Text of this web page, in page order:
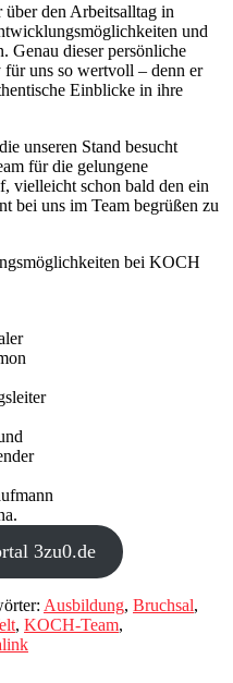
den Arbeitsalltag in
und
Genau dieser persönliche
uns so wertvoll – denn er
Einblicke in ihre
unseren Stand besucht
für die gelungene
vielleicht schon bald den ein
bei uns im Team begrüßen zu
bei KOCH
3zu0.de
Ausbildung, Bruchsal,
, KOCH-Team,